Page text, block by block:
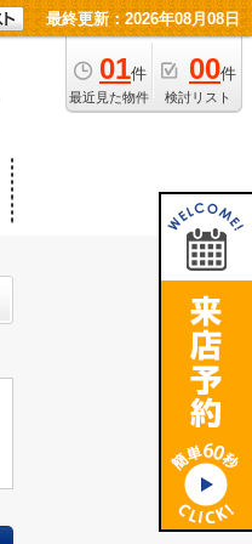
最終更新：2026年08月08日
01件
最近見た物件
00件
検討リスト